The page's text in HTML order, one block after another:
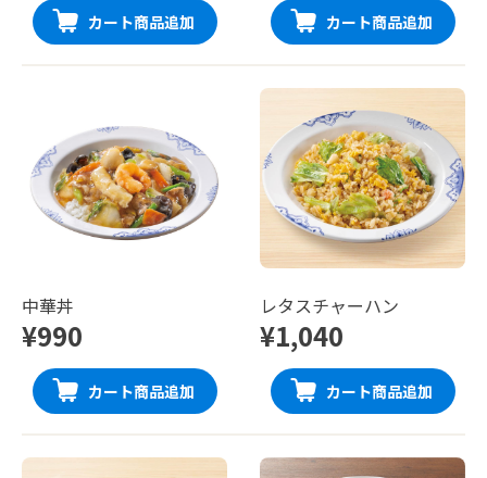
カート商品追加 カート商品追加
中華丼
¥990
カート商品追加
レタスチャーハン
¥1,040
カート商品追加